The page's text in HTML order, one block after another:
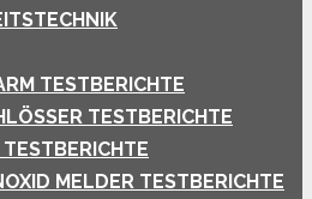
TESTBERICHTE
TESTBERICHTE
MELDER TESTBERICHTE